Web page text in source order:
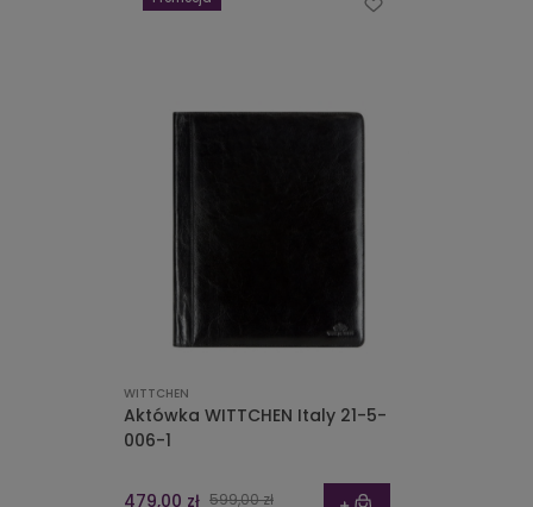
WITTCHEN
Aktówka WITTCHEN Italy 21-5-
006-1
479,00 zł 599,00 zł